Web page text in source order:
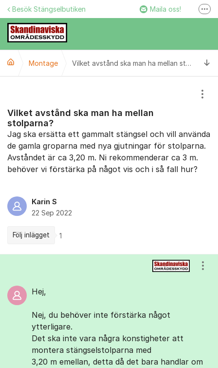
Hoppa till innehåll
Besök Stängselbutiken Maila oss!
Facebook
Montage Vilket avstånd ska man ha mellan stolparna?
Vilket avstånd ska man ha mellan
stolparna?
Jag ska ersätta ett gammalt stängsel och vill använda
de gamla groparna med nya gjutningar för stolparna.
Avståndet är ca 3,20 m. Ni rekommenderar ca 3 m.
behöver vi förstärka på något vis och i så fall hur?
Karin S
22 Sep 2022
Följ inlägget 1
Hej,
Nej, du behöver inte förstärka något
ytterligare.
Det ska inte vara några konstigheter att
montera stängselstolparna med
3,20 m emellan, detta då det bara handlar om